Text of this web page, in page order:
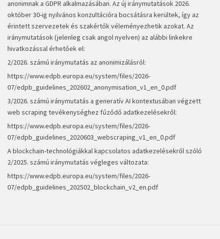
anonimnak a GDPR alkalmazásában. Az új iránymutatások 2026.
október 30-ig nyilvános konzultációra bocsátásra kerültek, így az
érintett szervezetek és szakértők véleményezhetik azokat. Az
iránymutatások (jelenleg csak angol nyelven) az alábbi linkekre
hivatkozással érhetőek el:
2/2026. számú iránymutatás az anonimizálásról:
https://www.edpb.europa.eu/system/files/2026-
07/edpb_guidelines_202602_anonymisation_v1_en_0.pdf
3/2026. számú iránymutatás a generatív AI kontextusában végzett
web scraping tevékenységhez fűződő adatkezelésekről:
https://www.edpb.europa.eu/system/files/2026-
07/edpb_guidelines_2020603_webscraping_v1_en_0.pdf
A blockchain-technológiákkal kapcsolatos adatkezelésekről szóló
2/2025. számú iránymutatás végleges változata:
https://www.edpb.europa.eu/system/files/2026-
07/edpb_guidelines_202502_blockchain_v2_en.pdf